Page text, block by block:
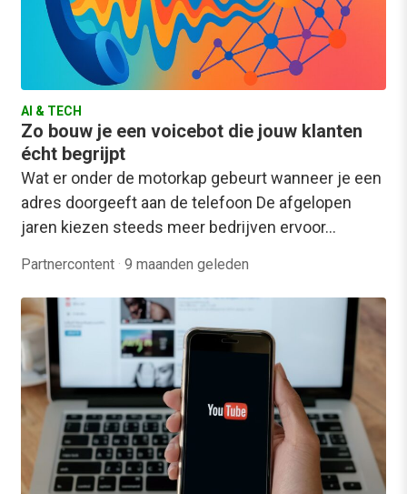
AI & TECH
Zo bouw je een voicebot die jouw klanten
écht begrijpt
Wat er onder de motorkap gebeurt wanneer je een
adres doorgeeft aan de telefoon De afgelopen
jaren kiezen steeds meer bedrijven ervoor…
Partnercontent · 9 maanden geleden